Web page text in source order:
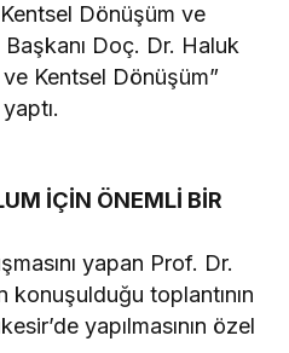
Dönüşüm ve
Doç. Dr. Haluk
Kentsel Dönüşüm”
İÇİN ÖNEMLİ BİR
yapan Prof. Dr.
konuşulduğu toplantının
yapılmasının özel